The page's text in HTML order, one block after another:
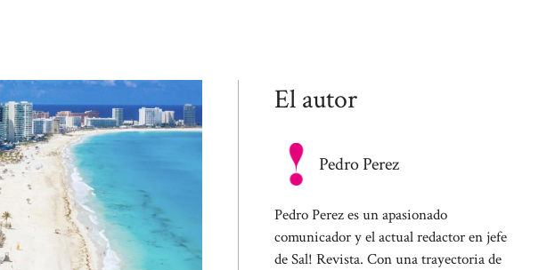
El autor
Pedro Perez
Pedro Perez es un apasionado
comunicador y el actual redactor en jefe
de Sal! Revista. Con una trayectoria de